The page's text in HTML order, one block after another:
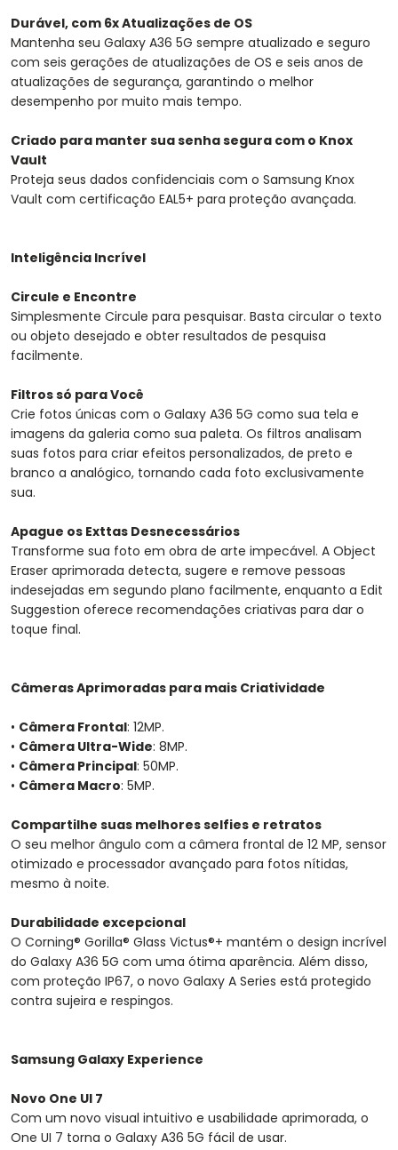
Durável, com 6x Atualizações de OS
Mantenha seu Galaxy A36 5G sempre atualizado e seguro
com seis gerações de atualizações de OS e seis anos de
atualizações de segurança, garantindo o melhor
desempenho por muito mais tempo.
Criado para manter sua senha segura com o Knox
Vault
Proteja seus dados confidenciais com o Samsung Knox
Vault com certificação EAL5+ para proteção avançada.
Inteligência Incrível
Circule e Encontre
Simplesmente Circule para pesquisar. Basta circular o texto
ou objeto desejado e obter resultados de pesquisa
facilmente.
Filtros só para Você
Crie fotos únicas com o Galaxy A36 5G como sua tela e
imagens da galeria como sua paleta. Os filtros analisam
suas fotos para criar efeitos personalizados, de preto e
branco a analógico, tornando cada foto exclusivamente
sua.
Apague os Exttas Desnecessários
Transforme sua foto em obra de arte impecável. A Object
Eraser aprimorada detecta, sugere e remove pessoas
indesejadas em segundo plano facilmente, enquanto a Edit
Suggestion oferece recomendações criativas para dar o
toque final.
Câmeras Aprimoradas para mais Criatividade
• Câmera Frontal: 12MP.
• Câmera Ultra-Wide: 8MP.
• Câmera Principal: 50MP.
• Câmera Macro: 5MP.
Compartilhe suas melhores selfies e retratos
O seu melhor ângulo com a câmera frontal de 12 MP, sensor
otimizado e processador avançado para fotos nítidas,
mesmo à noite.
Durabilidade excepcional
O Corning® Gorilla® Glass Victus®+ mantém o design incrível
do Galaxy A36 5G com uma ótima aparência. Além disso,
com proteção IP67, o novo Galaxy A Series está protegido
contra sujeira e respingos.
Samsung Galaxy Experience
Novo One UI 7
Com um novo visual intuitivo e usabilidade aprimorada, o
One UI 7 torna o Galaxy A36 5G fácil de usar.